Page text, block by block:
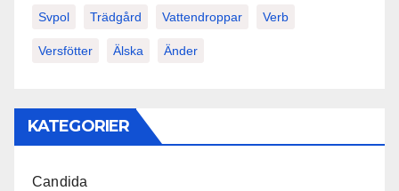
Svpol Trädgård Vattendroppar Verb
Versfötter Älska Änder
KATEGORIER
Candida